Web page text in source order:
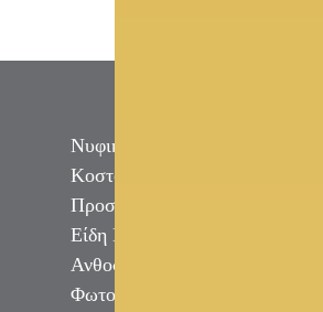
Νυφικά
Κοστούμι Γαμπρού
Προσκλητήρια - Μπομπονιέρες
Είδη Γάμου
Ανθοστολισμός - Διακόσμηση
Φωτογραφία - Video Γάμου